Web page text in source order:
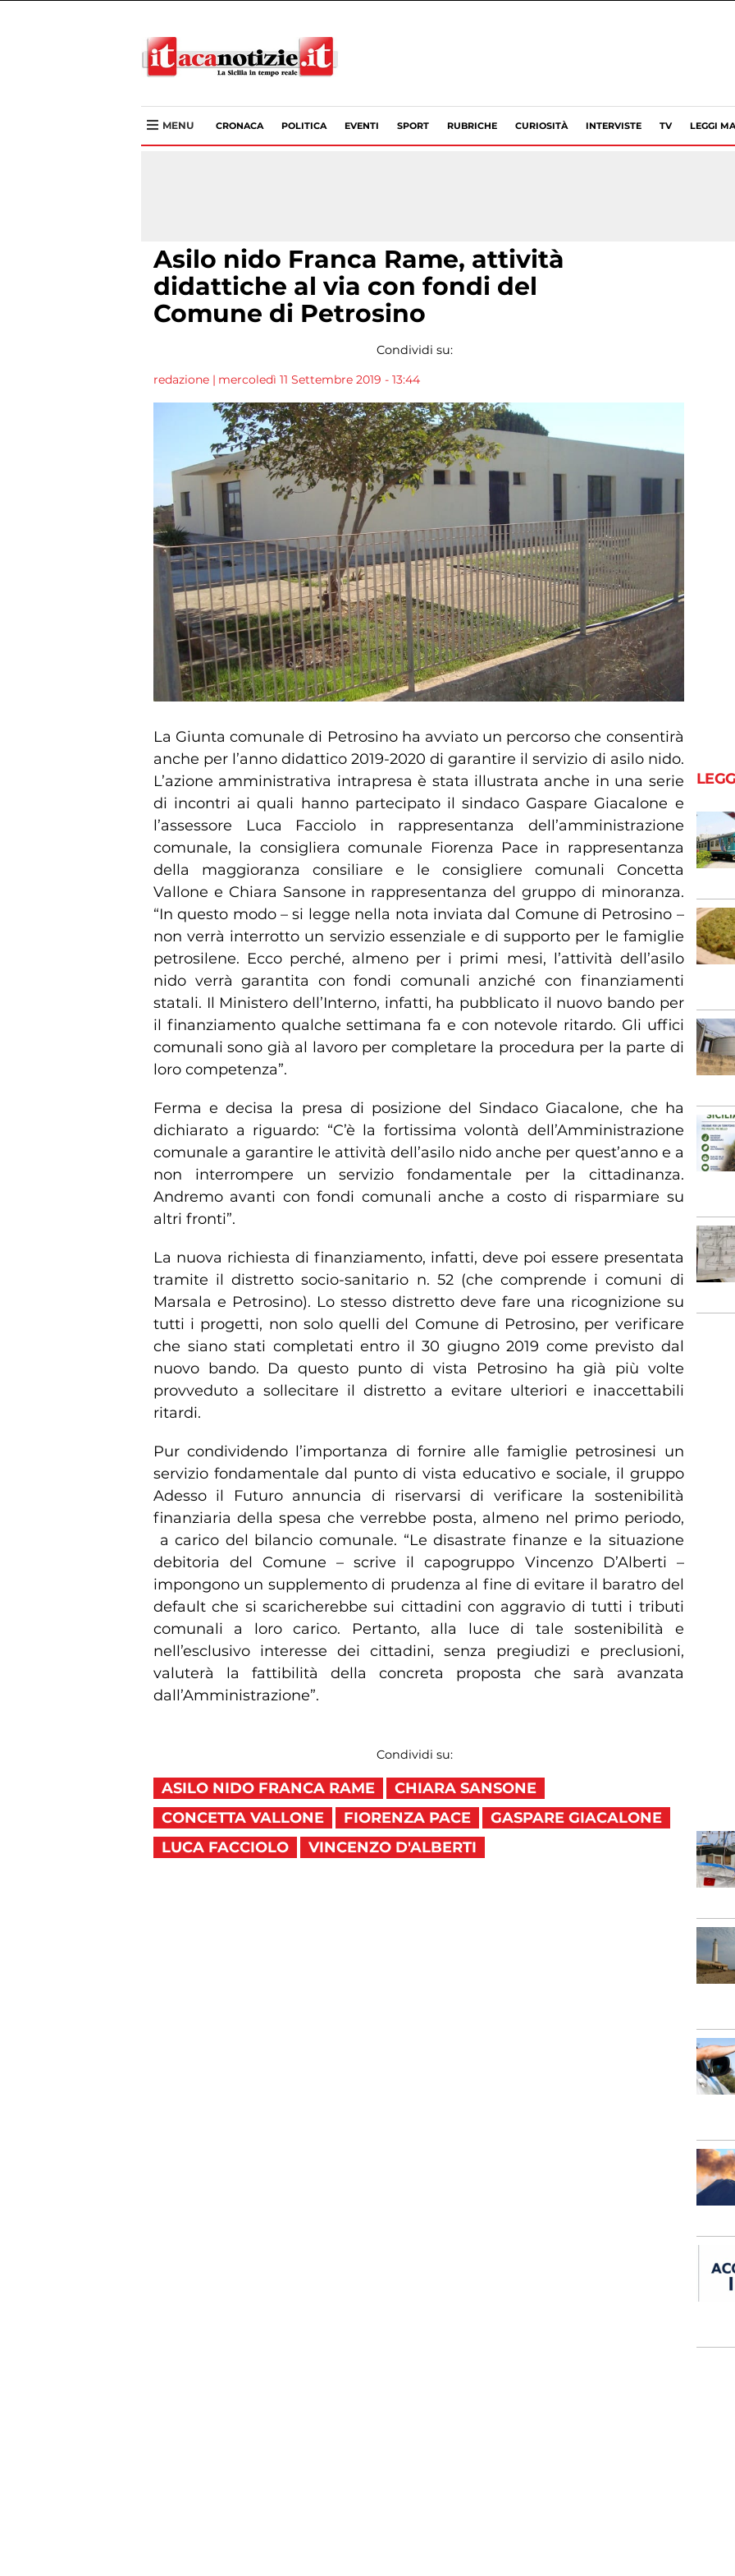
MENU CRONACA POLITICA EVENTI SPORT RUBRICHE CURIOSITÀ INTERVISTE TV LEGGI
Asilo nido Franca Rame, attività
didattiche al via con fondi del
Comune di Petrosino
Condividi su:
redazione | mercoledì 11 Settembre 2019 - 13:44
La Giunta comunale di Petrosino ha avviato un percorso che consentirà
anche per l’anno didattico 2019-2020 di garantire il servizio di asilo nido.
L’azione amministrativa intrapresa è stata illustrata anche in una serie
di incontri ai quali hanno partecipato il sindaco Gaspare Giacalone e
l’assessore Luca Facciolo in rappresentanza dell’amministrazione
comunale, la consigliera comunale Fiorenza Pace in rappresentanza
della maggioranza consiliare e le consigliere comunali Concetta
Vallone e Chiara Sansone in rappresentanza del gruppo di minoranza.
“In questo modo – si legge nella nota inviata dal Comune di Petrosino –
non verrà interrotto un servizio essenziale e di supporto per le famiglie
petrosilene. Ecco perché, almeno per i primi mesi, l’attività dell’asilo
nido verrà garantita con fondi comunali anziché con finanziamenti
statali. Il Ministero dell’Interno, infatti, ha pubblicato il nuovo bando per
il finanziamento qualche settimana fa e con notevole ritardo. Gli uffici
comunali sono già al lavoro per completare la procedura per la parte di
loro competenza”.
Ferma e decisa la presa di posizione del Sindaco Giacalone, che ha
dichiarato a riguardo: “C’è la fortissima volontà dell’Amministrazione
comunale a garantire le attività dell’asilo nido anche per quest’anno e a
non interrompere un servizio fondamentale per la cittadinanza.
Andremo avanti con fondi comunali anche a costo di risparmiare su
altri fronti”.
La nuova richiesta di finanziamento, infatti, deve poi essere presentata
tramite il distretto socio-sanitario n. 52 (che comprende i comuni di
Marsala e Petrosino). Lo stesso distretto deve fare una ricognizione su
tutti i progetti, non solo quelli del Comune di Petrosino, per verificare
che siano stati completati entro il 30 giugno 2019 come previsto dal
nuovo bando. Da questo punto di vista Petrosino ha già più volte
provveduto a sollecitare il distretto a evitare ulteriori e inaccettabili
ritardi.
Pur condividendo l’importanza di fornire alle famiglie petrosinesi un
servizio fondamentale dal punto di vista educativo e sociale, il gruppo
Adesso il Futuro annuncia di riservarsi di verificare la sostenibilità
finanziaria della spesa che verrebbe posta, almeno nel primo periodo,
a carico del bilancio comunale. “Le disastrate finanze e la situazione
debitoria del Comune – scrive il capogruppo Vincenzo D’Alberti –
impongono un supplemento di prudenza al fine di evitare il baratro del
default che si scaricherebbe sui cittadini con aggravio di tutti i tributi
comunali a loro carico. Pertanto, alla luce di tale sostenibilità e
nell’esclusivo interesse dei cittadini, senza pregiudizi e preclusioni,
valuterà la fattibilità della concreta proposta che sarà avanzata
dall’Amministrazione”.
Condividi su:
ASILO NIDO FRANCA RAME
CHIARA SANSONE
CONCETTA VALLONE
FIORENZA PACE
GASPARE GIACALONE
LUCA FACCIOLO
VINCENZO D'ALBERTI